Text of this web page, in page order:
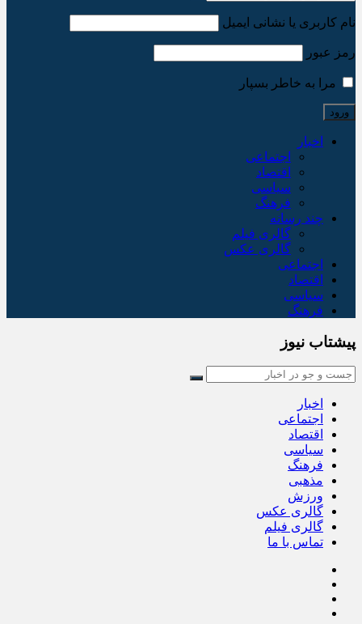
نام کاربری یا نشانی ایمیل
رمز عبور
مرا به خاطر بسپار
اخبار
اجتماعی
اقتصاد
سیاسی
فرهنگ
چند رسانه
گالری فیلم
گالری عکس
اجتماعی
اقتصاد
سیاسی
فرهنگ
پیشتاب نیوز
اخبار
اجتماعی
اقتصاد
سیاسی
فرهنگ
مذهبی
ورزش
گالری عکس
گالری فیلم
تماس با ما